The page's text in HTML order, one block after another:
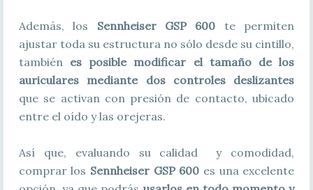
Además, los Sennheiser GSP 600 te permiten
ajustar toda su estructura no sólo desde su cintillo,
también es posible modificar el tamaño de los
auriculares mediante dos controles deslizantes
que se activan con presión de contacto, ubicado
entre el oído y las orejeras.
Así que, evaluando su calidad y comodidad,
comprar los Sennheiser GSP 600 es una excelente